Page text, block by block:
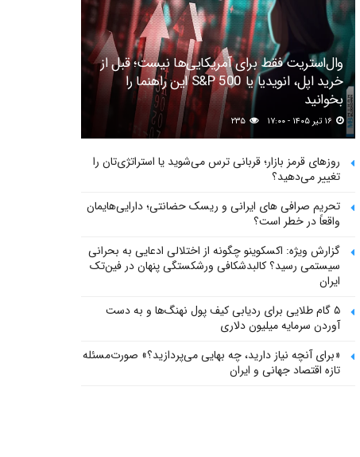
وال‌استریت فقط برای آمریکایی‌ها نیست؛ قبل از
خرید اپل، انویدیا یا S&P 500 این راهنما را
بخوانید
روزهای قرمز بازار؛ قربانی ترس می‌شوید یا استراتژی‌تان را
تغییر می‌دهید؟
تحریم صرافی های ایرانی و ریسک حضانتی؛ دارایی‌هایمان
واقعاً در خطر است؟
گزارش ویژه: اکسکوینو چگونه از اختلالی ادعایی به بحرانی
سیستمی رسید؟ کالبدشکافی ورشکستگی پنهان در فین‌تک
ایران
۵ گام طلایی برای ردیابی کیف پول‌ نهنگ‌ها و به دست
آوردن سرمایه میلیون دلاری
«برای آنچه نیاز دارید، چه بهایی می‌پردازید؟» صورت‌مسئله
تازه اقتصاد جهانی و ایران